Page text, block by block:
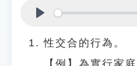
性交合的行為。
【例】為實行家